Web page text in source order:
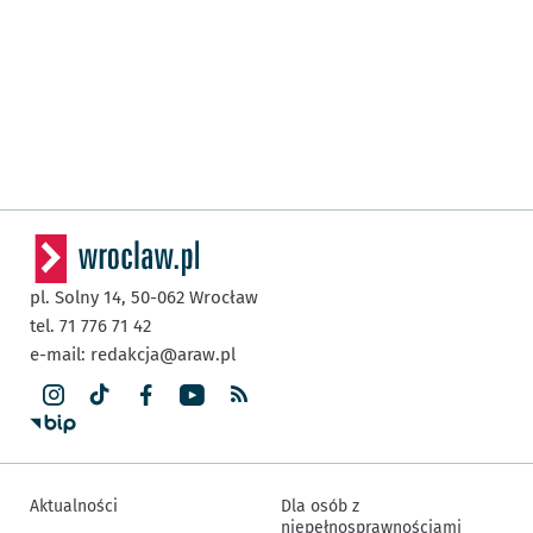
pl. Solny 14, 50-062 Wrocław
tel. 71 776 71 42
e-mail: redakcja@araw.pl
Aktualności
Dla osób z
niepełnosprawnościami